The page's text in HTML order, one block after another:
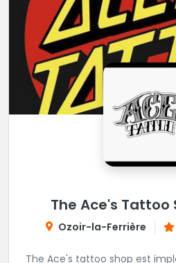
The Ace's Tattoo
Ozoir-la-Ferrière
The Ace's tattoo shop est